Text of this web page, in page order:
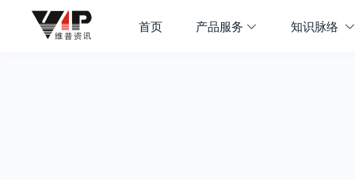
首页 产品服务 知识脉络